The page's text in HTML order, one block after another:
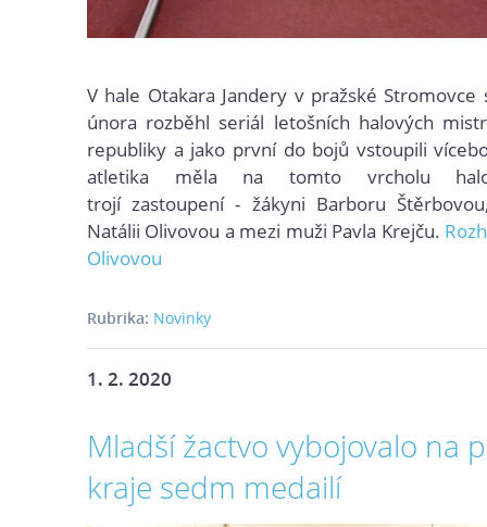
V hale Otakara Jandery v pražské
února rozběhl seriál letošních halových
republiky a jako první do bojů vstoupili
atletika měla na tomto vrcholu
trojí zastoupení - žákyni Barboru
Natálii Olivovou a mezi muži Pavla Krejču.
Olivovou
Rubrika: Novinky
1. 2. 2020
Mladší žactvo vybojovalo na
kraje sedm medailí